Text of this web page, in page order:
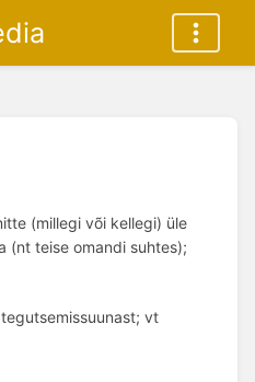
(millegi või kellegi) üle
(nt teise omandi suhtes);
vt